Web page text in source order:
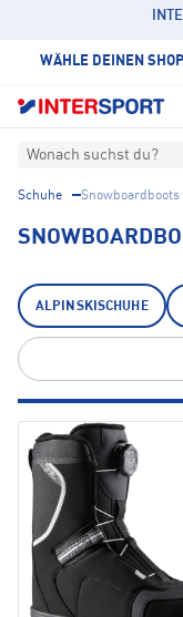
WÄHLE DEINEN SHOP
Wonach suchst du?
Schuhe Snowboardboots
ALPINSKISCHUHE